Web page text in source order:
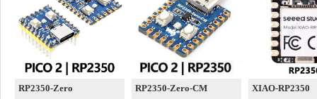
RP2350-Zero RP2350-Zero-CM XIAO-RP2350